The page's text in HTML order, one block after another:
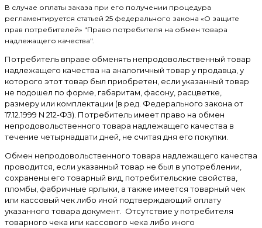
В случае оплаты заказа при его получении процедура
регламентируется статьей 25 федерального закона «О защите
прав потребителей» "Право потребителя на обмен товара
надлежащего качества".
Потребитель вправе обменять непродовольственный товар
надлежащего качества на аналогичный товар у продавца, у
которого этот товар был приобретен, если указанный товар
не подошел по форме, габаритам, фасону, расцветке,
размеру или комплектации (в ред. Федерального закона от
17.12.1999 N 212-ФЗ). Потребитель имеет право на обмен
непродовольственного товара надлежащего качества в
течение четырнадцати дней, не считая дня его покупки.
Обмен непродовольственного товара надлежащего качества
проводится, если указанный товар не был в употреблении,
сохранены его товарный вид, потребительские свойства,
пломбы, фабричные ярлыки, а также имеется товарный чек
или кассовый чек либо иной подтверждающий оплату
указанного товара документ. Отсутствие у потребителя
товарного чека или кассового чека либо иного